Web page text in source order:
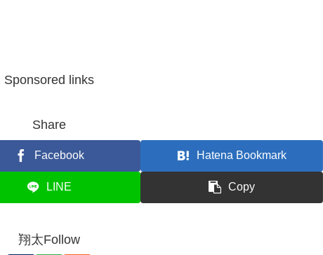
Sponsored links
Share
Facebook Hatena Bookmark
LINE Copy
翔太Follow